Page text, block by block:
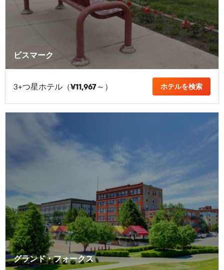
ビスマーク
3+つ星ホテル（¥11,967​～） ホテルを検索
グランド・フォークス